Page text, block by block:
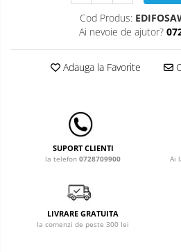
Saltele de infasat
Cod Produs:
Ai nevoie de ajutor?
Adauga la Favorite
SUPORT CLIENTI
la telefon 0728709900 Ai
LIVRARE GRATUITA
la comenzi de peste 300 lei